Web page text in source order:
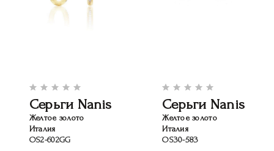
Серьги Nanis
Желтое золото
Италия
OS2-602GG
Серьги Nanis
Желтое золото
Италия
OS30-583